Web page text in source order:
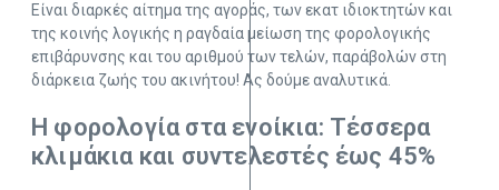
Είναι διαρκές αίτημα της αγοράς, των εκατ ιδιοκτητών και
της κοινής λογικής η ραγδαία μείωση της φορολογικής
επιβάρυνσης και του αριθμού των τελών, παράβολών στη
διάρκεια ζωής του ακινήτου! Ας δούμε αναλυτικά.
Η φορολογία στα ενοίκια: Τέσσερα
κλιμάκια και συντελεστές έως 45%